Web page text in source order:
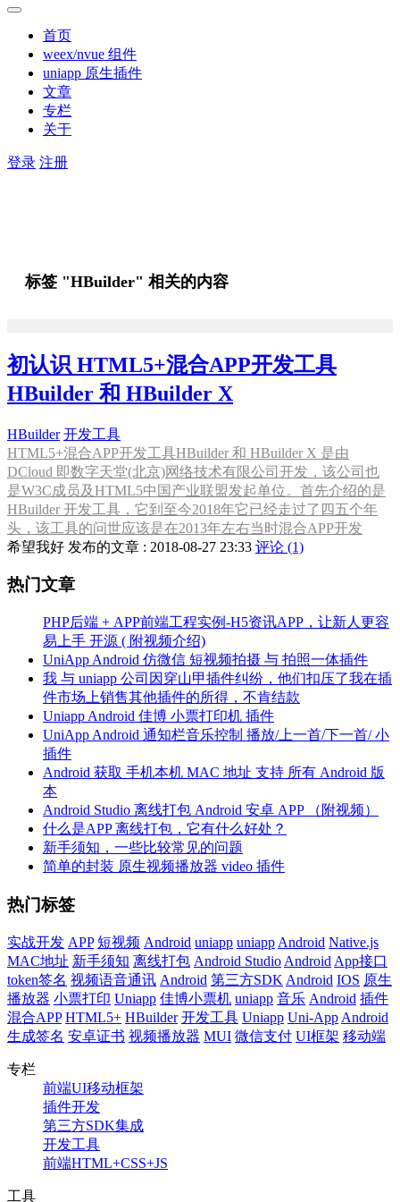
首页
weex/nvue 组件
uniapp 原生插件
文章
专栏
关于
登录 注册
标签 "HBuilder" 相关的内容
初认识 HTML5+混合APP开发工具
HBuilder 和 HBuilder X
HBuilder 开发工具
HTML5+混合APP开发工具HBuilder 和 HBuilder X 是由
DCloud 即数字天堂(北京)网络技术有限公司开发，该公司也
是W3C成员及HTML5中国产业联盟发起单位。首先介绍的是
HBuilder 开发工具，它到至今2018年它已经走过了四五个年
头，该工具的问世应该是在2013年左右当时混合APP开发
希望我好 发布的文章 : 2018-08-27 23:33 评论 (1)
热门文章
PHP后端 + APP前端工程实例-H5资讯APP，让新人更容
易上手 开源 ( 附视频介绍)
UniApp Android 仿微信 短视频拍摄 与 拍照一体插件
我 与 uniapp 公司因穿山甲插件纠纷，他们扣压了我在插
件市场上销售其他插件的所得，不肯结款
Uniapp Android 佳博 小票打印机 插件
UniApp Android 通知栏音乐控制 播放/上一首/下一首/ 小
插件
Android 获取 手机本机 MAC 地址 支持 所有 Android 版
本
Android Studio 离线打包 Android 安卓 APP （附视频）
什么是APP 离线打包，它有什么好处？
新手须知，一些比较常见的问题
简单的封装 原生视频播放器 video 插件
热门标签
实战开发 APP 短视频 Android uniapp uniapp Android Native.js
MAC地址 新手须知 离线打包 Android Studio Android App接口
token签名 视频语音通讯 Android 第三方SDK Android IOS 原生
播放器 小票打印 Uniapp 佳博小票机 uniapp 音乐 Android 插件
混合APP HTML5+ HBuilder 开发工具 Uniapp Uni-App Android
生成签名 安卓证书 视频播放器 MUI 微信支付 UI框架 移动端
专栏
前端UI移动框架
插件开发
第三方SDK集成
开发工具
前端HTML+CSS+JS
工具